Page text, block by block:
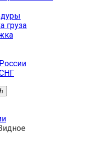
груза